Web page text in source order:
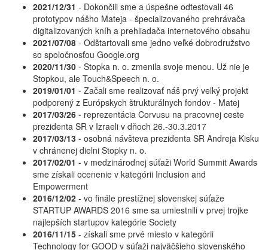
2021/12/31 - Dokončili sme a úspešne odtestovali 46
prototypov nášho Mateja - špecializovaného prehrávača
digitalizovaných kníh a prehliadača internetového obsahu
2021/07/08 - Odštartovali sme jedno veľké dobrodružstvo
so spoločnosťou Google.org
2020/11/30 - Stopka n. o. zmenila svoje menou. Už nie je
Stopkou, ale Touch&Speech n. o.
2019/01/01 - Začali sme realizovať náš prvý veľký projekt
podporený z Európskych štrukturálnych fondov - Matej
2017/03/26 - reprezentácia Corvusu na pracovnej ceste
prezidenta SR v Izraeli v dňoch 26.-30.3.2017
2017/03/13 - osobná návšteva prezidenta SR Andreja Kisku
v chránenej dielni Stopky n. o.
2017/02/01 - v medzinárodnej súťaži World Summit Awards
sme získali ocenenie v kategórii Inclusion and
Empowerment
2016/12/02 - vo finále prestížnej slovenskej súťaže
STARTUP AWARDS 2016 sme sa umiestnili v prvej trojke
najlepších startupov kategórie Society
2016/11/15 - získali sme prvé miesto v kategórii
Technology for GOOD v súťaži najväčšieho slovenského